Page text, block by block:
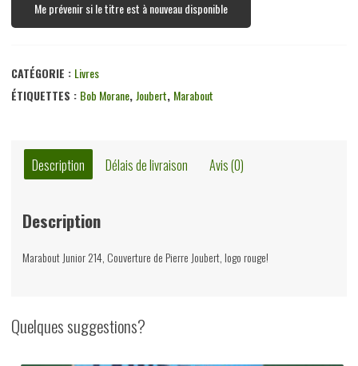
Me prévenir si le titre est à nouveau disponible
CATÉGORIE : Livres
ÉTIQUETTES : Bob Morane,Joubert, Marabout
Description Délais de livraison Avis (0)
Description
Marabout Junior 214, Couverture de Pierre Joubert, logo rouge!
Quelques suggestions?